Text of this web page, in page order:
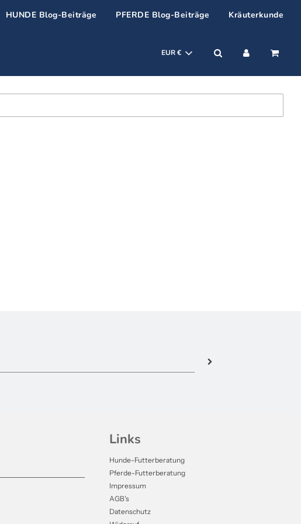
HUNDE Blog-Beiträge PFERDE Blog-Beiträge Kräuterkunde
EUR €
Links
Hunde-Futterberatung
Pferde-Futterberatung
Impressum
AGB's
Datenschutz